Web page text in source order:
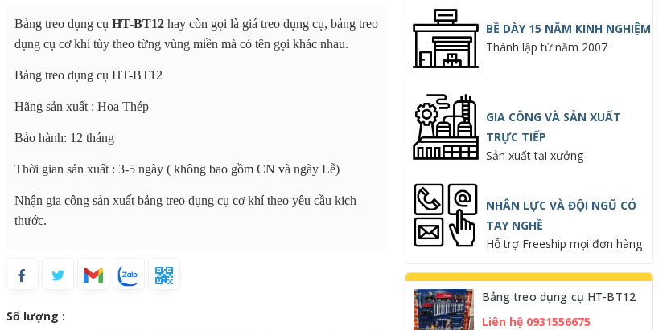
Bảng treo dụng cụ HT-BT12 hay còn gọi là giá treo dụng cụ, bảng treo
dụng cụ cơ khí tùy theo từng vùng miền mà có tên gọi khác nhau.
Bảng treo dụng cụ HT-BT12
Hãng sản xuất : Hoa Thép
Bảo hành: 12 tháng
Thời gian sản xuất : 3-5 ngày ( không bao gồm CN và ngày Lễ)
Nhận gia công sản xuất bảng treo dụng cụ cơ khí theo yêu cầu kich
thước.
Số lượng :
BỀ DÀY 15 NĂM KINH NGHIỆM
Thành lập từ năm 2007
GIA CÔNG VÀ SẢN XUẤT
TRỰC TIẾP
Sản xuất tại xưởng
NHÂN LỰC VÀ ĐỘI NGŨ CÓ
TAY NGHỀ
Hỗ trợ Freeship mọi đơn hàng
Bảng treo dụng cụ HT-BT12
Liên hệ 0931556675